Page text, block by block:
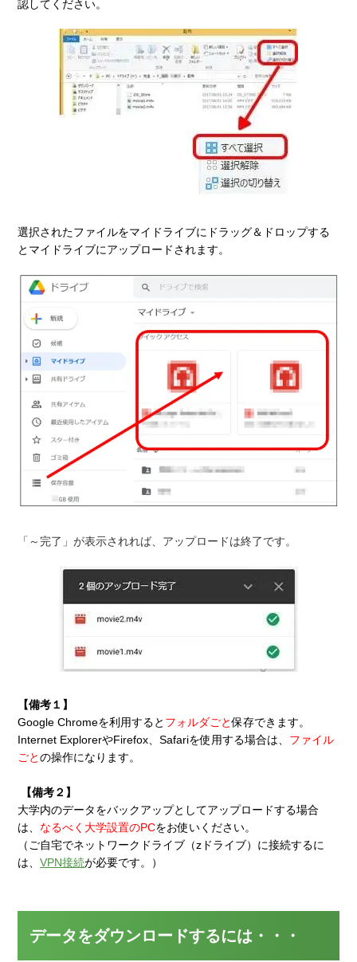
認してください。
選択されたファイルをマイドライブにドラッグ＆ドロップする
とマイドライブにアップロードされます。
「～完了」が表示されれば、アップロードは終了です。
【備考１】
Google Chromeを利用すると フォルダごと保存できます。
Internet ExplorerやFirefox、Safariを使用する場合は、 ファイル
ごとの操作になります。
【備考２】
大学内のデータをバックアップとしてアップロードする場合
は、 なるべく大学設置のPCをお使いください。
（ご自宅でネットワークドライブ（zドライブ）に接続するに
は、VPN接続が必要です。）
データをダウンロードするには・・・